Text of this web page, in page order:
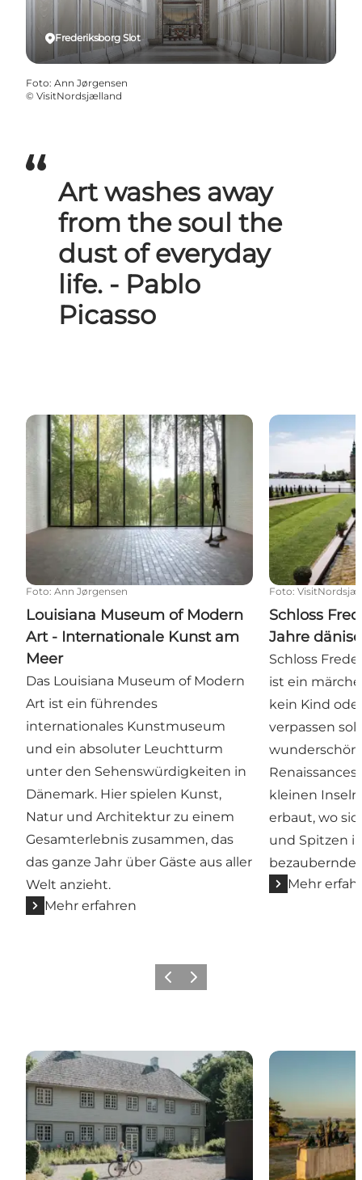
Frederiksborg Slot
Foto: Ann Jørgensen
© VisitNordsjælland
Art washes away
from the soul the
dust of everyday
life. - Pablo
Picasso
Louisiana Museum of Modern Art - Internationale
Foto: Ann Jørgensen
Louisiana Museum of Modern
Art - Internationale Kunst am
Meer
Das Louisiana Museum of Modern
Art ist ein führendes
internationales Kunstmuseum
und ein absoluter Leuchtturm
unter den Sehenswürdigkeiten in
Dänemark. Hier spielen Kunst,
Natur und Architektur zu einem
Gesamterlebnis zusammen, das
das ganze Jahr über Gäste aus aller
Welt anzieht.
Mehr erfahren
Schloss
Foto:
Schloss
Jahre
Schloss
ist ein
kein Kind
verpassen
kleinen
erbaut, wo
und Spitzen
Mehr
ZurückWeiter
Munkeruphus – zeitgenössische Kunst in einem
Rudolph